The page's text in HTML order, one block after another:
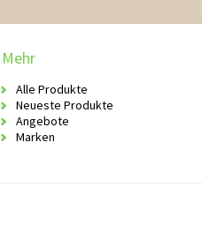
Mehr
Alle Produkte
Neueste Produkte
Angebote
Marken